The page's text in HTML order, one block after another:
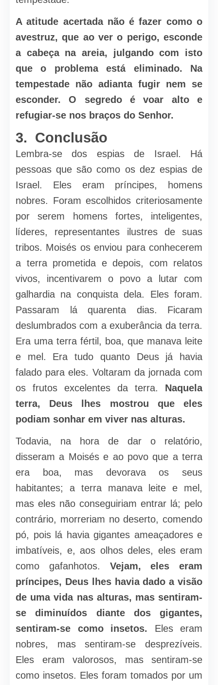
A atitude acertada não é fazer como o
avestruz, que ao ver o perigo, esconde
a cabeça na areia, julgando com isto
que o problema está eliminado. Na
tempestade não adianta fugir nem se
esconder. O segredo é voar alto e
refugiar-se nos braços do Senhor.
3. Conclusão
Lembra-se dos espias de Israel. Há
pessoas que são como os dez espias de
Israel. Eles eram príncipes, homens
nobres. Foram escolhidos criteriosamente
por serem homens fortes, inteligentes,
líderes, representantes ilustres de suas
tribos. Moisés os enviou para conhecerem
a terra prometida e depois, com relatos
vivos, incentivarem o povo a lutar com
galhardia na conquista dela. Eles foram.
Passaram lá quarenta dias. Ficaram
deslumbrados com a exuberância da terra.
Era uma terra fértil, boa, que manava leite
e mel. Era tudo quanto Deus já havia
falado para eles. Voltaram da jornada com
os frutos excelentes da terra. Naquela
terra, Deus lhes mostrou que eles
podiam sonhar em viver nas alturas.
Todavia, na hora de dar o relatório,
disseram a Moisés e ao povo que a terra
era boa, mas devorava os seus
habitantes; a terra manava leite e mel,
mas eles não conseguiriam entrar lá; pelo
contrário, morreriam no deserto, comendo
pó, pois lá havia gigantes ameaçadores e
imbatíveis, e, aos olhos deles, eles eram
como gafanhotos. Vejam, eles eram
príncipes, Deus lhes havia dado a visão
de uma vida nas alturas, mas sentiram-
se diminuídos diante dos gigantes,
sentiram-se como insetos. Eles eram
nobres, mas sentiram-se desprezíveis.
Eles eram valorosos, mas sentiram-se
como insetos. Eles foram tomados por um